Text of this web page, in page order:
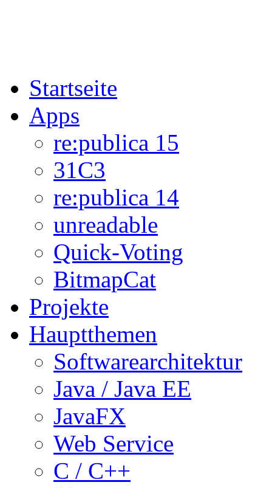
Startseite
Apps
re:publica 15
31C3
re:publica 14
unreadable
Quick-Voting
BitmapCat
Projekte
Hauptthemen
Softwarearchitektur
Java / Java EE
JavaFX
Web Service
C / C++